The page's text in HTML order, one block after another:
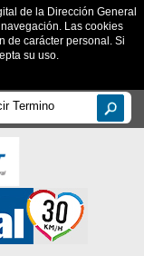
de la Dirección General
Las cookies
de carácter personal. Si
su uso.